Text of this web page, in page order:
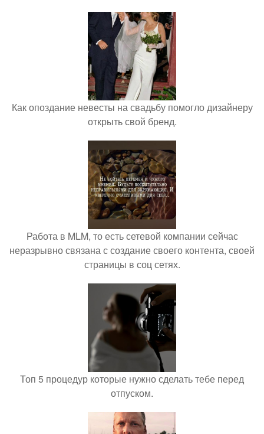
Как опоздание невесты на свадьбу помогло дизайнеру
открыть свой бренд.
Работа в MLM, то есть сетевой компании сейчас
неразрывно связана с создание своего контента, своей
страницы в соц сетях.
Топ 5 процедур которые нужно сделать тебе перед
отпуском.